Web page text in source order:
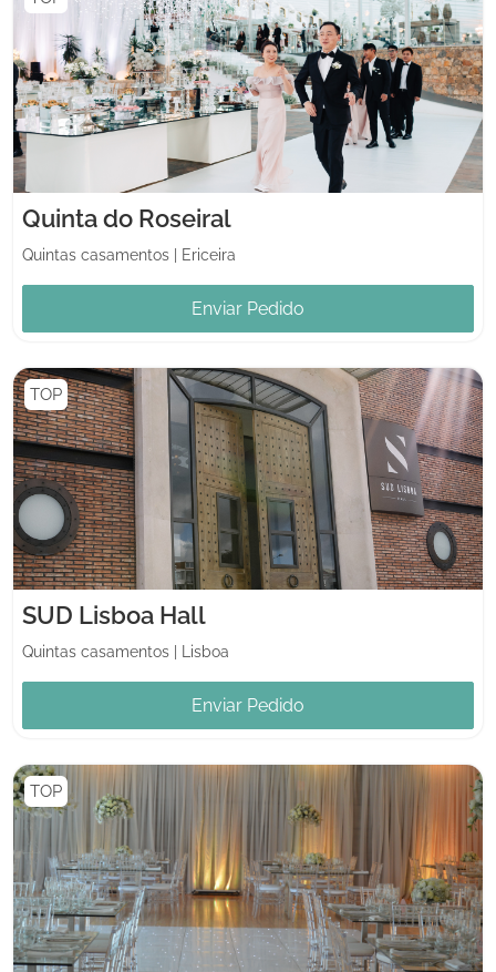
Quinta do Roseiral
Quintas casamentos Ericeira
Enviar Pedido
TOP
SUD Lisboa Hall
Quintas casamentos Lisboa
Enviar Pedido
TOP